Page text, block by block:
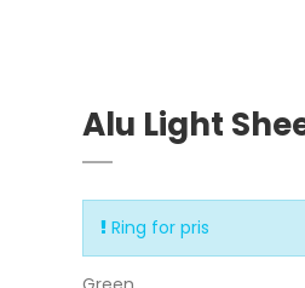
Alu Light
Ring for pris